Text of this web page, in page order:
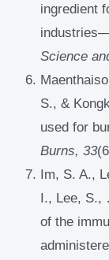
ingredient
Science
S., &
used for
Burns, 33
Im, S. A.,
I., Lee, S.,
of the